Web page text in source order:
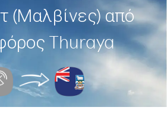
(Μαλβίνες) από
Thuraya